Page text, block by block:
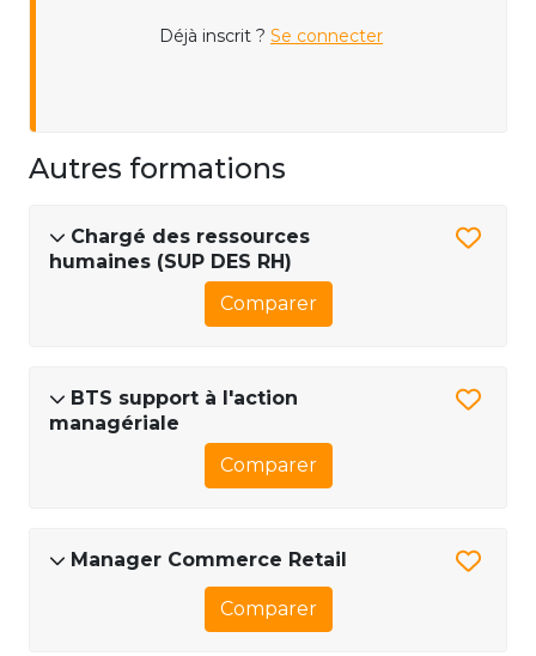
Déjà inscrit ? Se connecter
Autres formations
Chargé des ressources
humaines (SUP DES RH)
Comparer
BTS support à l'action
managériale
Comparer
Manager Commerce Retail
Comparer